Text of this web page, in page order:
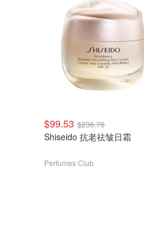
$99.53 $236.76
Shiseido 抗老祛皱日霜
Perfumes Club